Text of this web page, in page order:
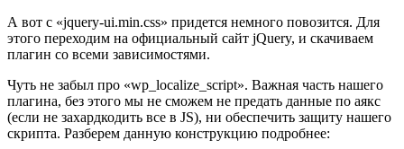
А вот с «jquery-ui.min.css» придется немного повозится. Для
этого переходим на официальный сайт jQuery, и скачиваем
плагин со всеми зависимостями.
Чуть не забыл про «wp_localize_script». Важная часть нашего
плагина, без этого мы не сможем не предать данные по аякс
(если не захардкодить все в JS), ни обеспечить защиту нашего
скрипта. Разберем данную конструкцию подробнее: